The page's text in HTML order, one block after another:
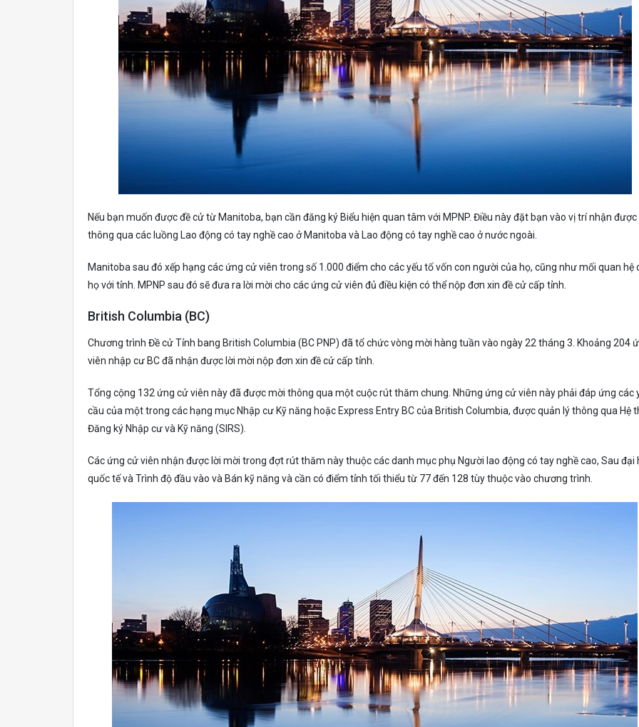
Nếu bạn muốn được đề cử từ Manitoba, bạn cần đăng ký Biểu hiện quan tâm với MPNP. Điều này đặt bạn vào vị trí nhận được
thông qua các luồng Lao động có tay nghề cao ở Manitoba và Lao động có tay nghề cao ở nước ngoài.
Manitoba sau đó xếp hạng các ứng cử viên trong số 1.000 điểm cho các yếu tố vốn con người của họ, cũng như mối quan hệ
họ với tỉnh. MPNP sau đó sẽ đưa ra lời mời cho các ứng cử viên đủ điều kiện có thể nộp đơn xin đề cử cấp tỉnh.
British Columbia (BC)
Chương trình Đề cử Tỉnh bang British Columbia (BC PNP) đã tổ chức vòng mời hàng tuần vào ngày 22 tháng 3. Khoảng 204
viên nhập cư BC đã nhận được lời mời nộp đơn xin đề cử cấp tỉnh.
Tổng cộng 132 ứng cử viên này đã được mời thông qua một cuộc rút thăm chung. Những ứng cử viên này phải đáp ứng các
cầu của một trong các hạng mục Nhập cư Kỹ năng hoặc Express Entry BC của British Columbia, được quản lý thông qua Hệ
Đăng ký Nhập cư và Kỹ năng (SIRS).
Các ứng cử viên nhận được lời mời trong đợt rút thăm này thuộc các danh mục phụ Người lao động có tay nghề cao, Sau đại
quốc tế và Trình độ đầu vào và Bán kỹ năng và cần có điểm tỉnh tối thiểu từ 77 đến 128 tùy thuộc vào chương trình.